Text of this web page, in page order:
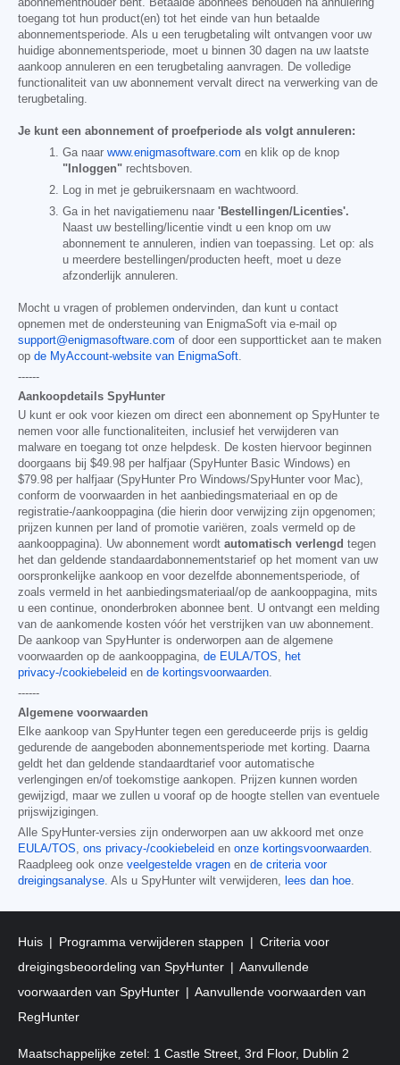
toegang tot hun product(en) tot het einde van hun betaalde
abonnementsperiode. Als u een terugbetaling wilt ontvangen voor uw
huidige abonnementsperiode, moet u binnen 30 dagen na uw laatste
aankoop annuleren en een terugbetaling aanvragen. De volledige
functionaliteit van uw abonnement vervalt direct na verwerking van de
terugbetaling.
Je kunt een abonnement of proefperiode als volgt annuleren:
Ga naar www.enigmasoftware.com en klik op de knop
"Inloggen" rechtsboven.
Log in met je gebruikersnaam en wachtwoord.
Ga in het navigatiemenu naar 'Bestellingen/Licenties'.
Naast uw bestelling/licentie vindt u een knop om uw
abonnement te annuleren, indien van toepassing. Let op: als
u meerdere bestellingen/producten heeft, moet u deze
afzonderlijk annuleren.
Mocht u vragen of problemen ondervinden, dan kunt u contact
opnemen met de ondersteuning van EnigmaSoft via e-mail op
support@enigmasoftware.com of door een supportticket aan te maken
op de MyAccount-website van EnigmaSoft.
------
Aankoopdetails SpyHunter
U kunt er ook voor kiezen om direct een abonnement op SpyHunter te
nemen voor alle functionaliteiten, inclusief het verwijderen van
malware en toegang tot onze helpdesk. De kosten hiervoor beginnen
doorgaans bij $49.98 per halfjaar (SpyHunter Basic Windows) en
$79.98 per halfjaar (SpyHunter Pro Windows/SpyHunter voor Mac),
conform de voorwaarden in het aanbiedingsmateriaal en op de
registratie-/aankooppagina (die hierin door verwijzing zijn opgenomen;
prijzen kunnen per land of promotie variëren, zoals vermeld op de
aankooppagina). Uw abonnement wordt automatisch verlengd tegen
het dan geldende standaardabonnementstarief op het moment van uw
oorspronkelijke aankoop en voor dezelfde abonnementsperiode, of
zoals vermeld in het aanbiedingsmateriaal/op de aankooppagina, mits
u een continue, ononderbroken abonnee bent. U ontvangt een melding
van de aankomende kosten vóór het verstrijken van uw abonnement.
De aankoop van SpyHunter is onderworpen aan de algemene
voorwaarden op de aankooppagina, de EULA/TOS, het
privacy-/cookiebeleid en de kortingsvoorwaarden.
------
Algemene voorwaarden
Elke aankoop van SpyHunter tegen een gereduceerde prijs is geldig
gedurende de aangeboden abonnementsperiode met korting. Daarna
geldt het dan geldende standaardtarief voor automatische
verlengingen en/of toekomstige aankopen. Prijzen kunnen worden
gewijzigd, maar we zullen u vooraf op de hoogte stellen van eventuele
prijswijzigingen.
Alle SpyHunter-versies zijn onderworpen aan uw akkoord met onze
EULA/TOS, ons privacy-/cookiebeleid en onze kortingsvoorwaarden.
Raadpleeg ook onze veelgestelde vragen en de criteria voor
dreigingsanalyse. Als u SpyHunter wilt verwijderen, lees dan hoe.
Huis Programma verwijderen stappen
Criteria voor
dreigingsbeoordeling van SpyHunter
Aanvullende
voorwaarden van SpyHunter
Aanvullende voorwaarden van
RegHunter
Maatschappelijke zetel: 1 Castle Street, 3rd Floor, Dublin 2